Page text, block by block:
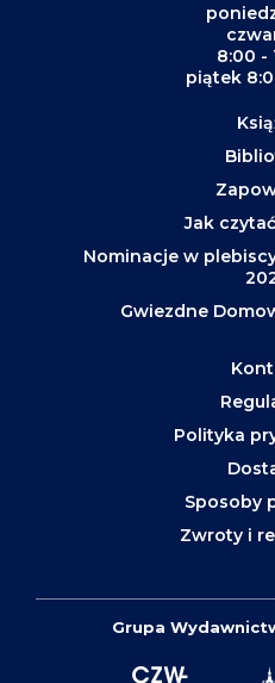
8:00 -
piątek
Jak
Nominacje w
Gwiezdne
Polityka
Sposoby
Zwroty i
Grupa